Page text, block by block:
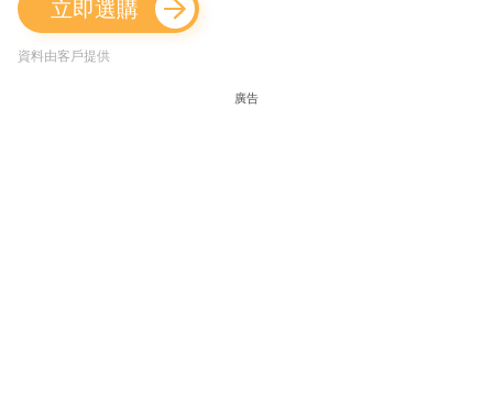
立即選購
資料由客戶提供
廣告